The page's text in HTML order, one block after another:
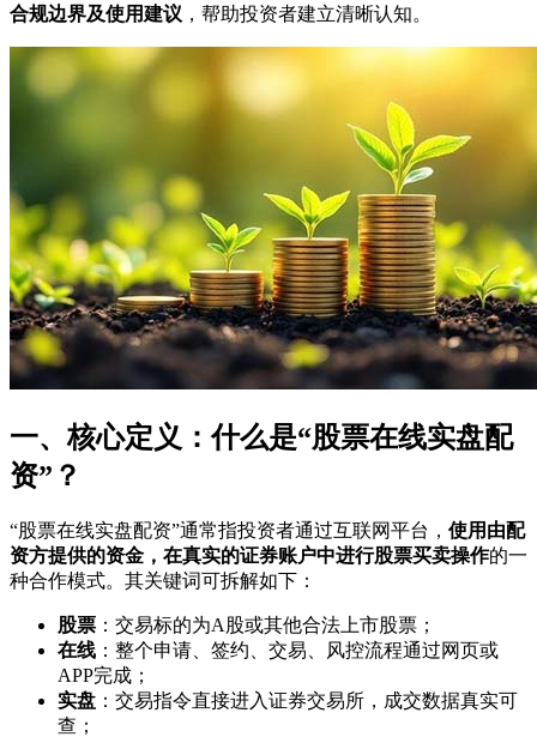
合规边界及使用建议 ，帮助投资者建立清晰认知。
一、核心定义：什么是“股票在线实盘配
资”？
“股票在线实盘配资”通常指投资者通过互联网平台， 使用由配
资方提供的资金，在真实的证券账户中进行股票买卖操作的一
种合作模式。其关键词可拆解如下：
股票 ：交易标的为A股或其他合法上市股票；
在线 ：整个申请、签约、交易、风控流程通过网页或
APP完成；
实盘 ：交易指令直接进入证券交易所，成交数据真实可
查；